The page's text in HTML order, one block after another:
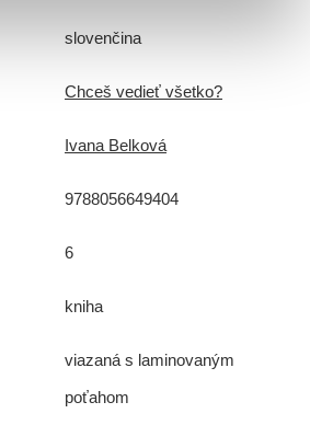
slovenčina
Chceš vedieť všetko?
Ivana Belková
9788056649404
6
kniha
viazaná s laminovaným
poťahom